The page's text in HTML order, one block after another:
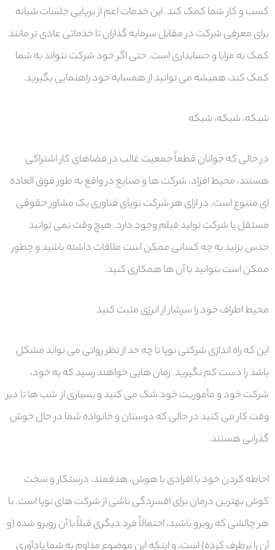
کسب و کار شما کمک کند. این خدمات اعم از برپایی جلسات شبانه
برای معرفی شرکت در مقابل سرمایه گذاران تا خدماتی عادی تر مانند
کمک به مزایا و حسابداری است. حتی اگر خود شرکت نتواند به شما
کمک کند، همیشه می توانید از همسایه خود راهنمایی بگیرید.
شبکه، شبکه، شبکه
در حالی که جوانان قطعاً جمعیت غالب در فضاهای کار اشتراکی
هستند، محیط افراد، شرکت ها و صنایع در واقع به طور فوق العاده
ای متنوع است. در ازای هر شرکت نوپای فناوری یک مشاور حقوقی
مستقل یا شرکت تولید فیلم وجود دارد. هیچ وقت نمی توانید
حدس بزنید به چه کسانی ممکن است ملاقات داشته باشید و چطور
ممکن است بتوانید با آن ها همکاری کنید.
محیط اطراف خود را سرشار از انرژی مثبت کنید
این که راه اندازی شرکتی نوپا تا چه حد از نظر روانی می تواند مشکل
باشد را دست کم نگیرید. زمان هایی خواهند رسید که به خود،
شرکت خود و مأموریت خود شک می کنید و بسیاری از شب ها تا دیر
وقت کار می کنید در حالی که دوستان و خانواده شما در حال خوش
گذرانی هستند.
احاطه کردن خود با افرادی با هوش، هدفمند، درستکار و سخت
کوش بهترین درمان برای افسردگی ناشی از شرکت های نوپا است. با
هر چالشی که روبرو باشید، احتمالاً فرد دیگری قبلاً با آن روبرو شده (و